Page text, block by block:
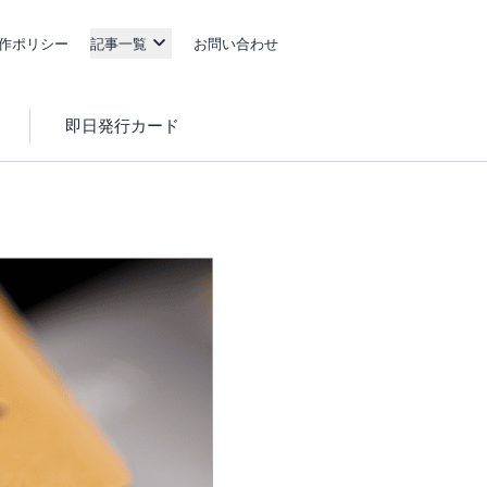
ポリシー 記事一覧 お問い合わせ
即日発行カード